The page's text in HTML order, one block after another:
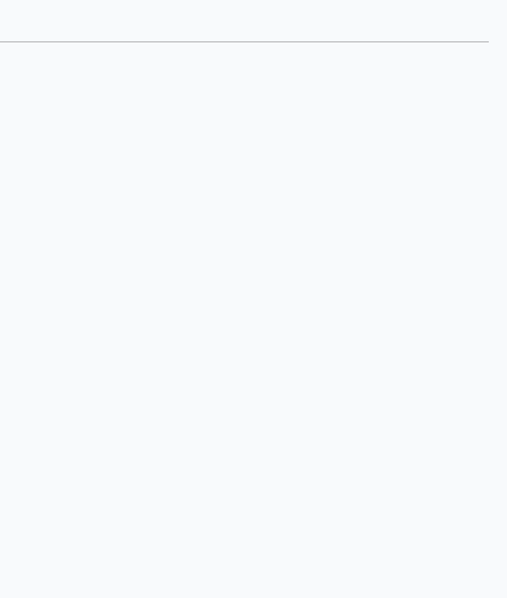
肪代謝也有輔助的效果，而對於許多腸胃較靈敏的民眾，也或多或少會